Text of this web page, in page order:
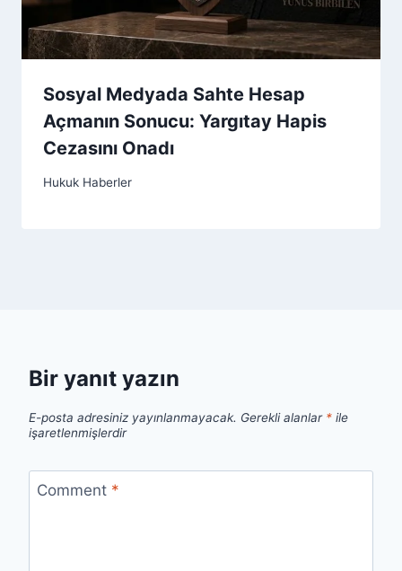
Sosyal Medyada Sahte Hesap
Açmanın Sonucu: Yargıtay Hapis
Cezasını Onadı
Hukuk Haberler
Bir yanıt yazın
E-posta adresiniz yayınlanmayacak. Gerekli alanlar * ile
işaretlenmişlerdir
Comment *